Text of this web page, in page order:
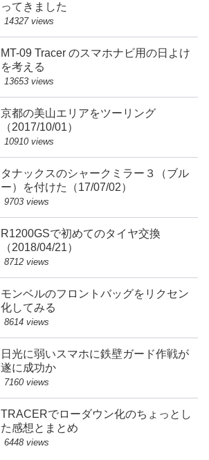
ってきました
14327 views
MT-09 Tracer のスマホナビ用の日よけ
を考える
13653 views
京都の美山エリアをツーリング
（2017/10/01）
10910 views
タナックスのシャークミラー３（ブル
ー）を付けた（17/07/02）
9703 views
R1200GSで初めてのタイヤ交換
（2018/04/21）
8712 views
モンベルのフロントバッグをリクセン
化してみる
8614 views
日光に弱いスマホに鉄壁ガード作戦が
遂に成功か
7160 views
TRACERでローダウン化のちょっとし
た感想とまとめ
6448 views